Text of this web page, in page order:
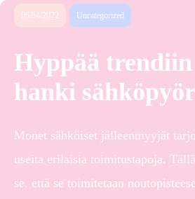
06/04/2022 Uncategorized
Hyppää
hanki
Monet sähköiset jälleenmyyjät
useita erilaisia toimitustapoja.
se, että se toimitetaan